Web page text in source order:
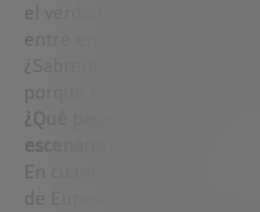
el verdadero riesgo es que
entre empresas y
¿Sabremos si un agente
porque es buena o porque
¿Qué papel puede jugar el
escenario?
En cuanto al impacto
de Europa -y España en